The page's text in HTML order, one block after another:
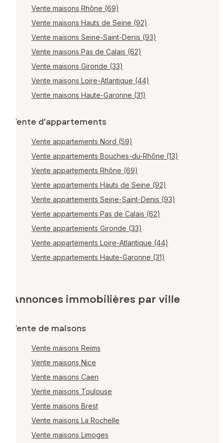
Vente maisons Rhône (69)
Vente maisons Hauts de Seine (92)
Vente maisons Seine-Saint-Denis (93)
Vente maisons Pas de Calais (62)
Vente maisons Gironde (33)
Vente maisons Loire-Atlantique (44)
Vente maisons Haute-Garonne (31)
Vente d'appartements
Vente appartements Nord (59)
Vente appartements Bouches-du-Rhône (13)
Vente appartements Rhône (69)
Vente appartements Hauts de Seine (92)
Vente appartements Seine-Saint-Denis (93)
Vente appartements Pas de Calais (62)
Vente appartements Gironde (33)
Vente appartements Loire-Atlantique (44)
Vente appartements Haute-Garonne (31)
Annonces immobilières par ville
Vente de maisons
Vente maisons Reims
Vente maisons Nice
Vente maisons Caen
Vente maisons Toulouse
Vente maisons Brest
Vente maisons La Rochelle
Vente maisons Limoges